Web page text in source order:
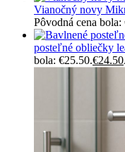
Vianočný novy
Pôvodná cena bola:
posteľné obliečky
bola: €25.50.€24.50